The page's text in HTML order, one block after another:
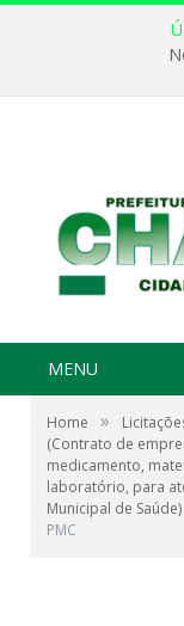
MENU
Home »
(Contrato de
medicamento,
laboratório, para
Municipal de Saúde)
PMC